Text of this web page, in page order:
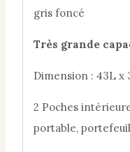
gris foncé
Très grande
​Dimension : 43L x
2 Poches
portable,